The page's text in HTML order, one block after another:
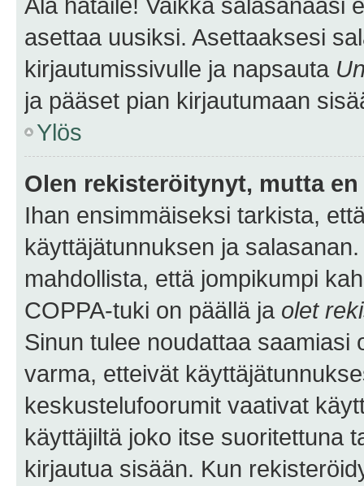
asettaa uusiksi. Asettaaksesi
kirjautumissivulle ja napsauta
ja pääset pian kirjautumaan
Ylös
Olen rekisteröitynyt, mutta
Ihan ensimmäiseksi tarkista,
käyttäjätunnuksen ja
mahdollista, että jompikumpi
COPPA-tuki on päällä ja olet
Sinun tulee noudattaa saamiasi
varma, etteivät
keskustelufoorumit vaativat
käyttäjiltä joko itse suoritettuna
kirjautua sisään. Kun